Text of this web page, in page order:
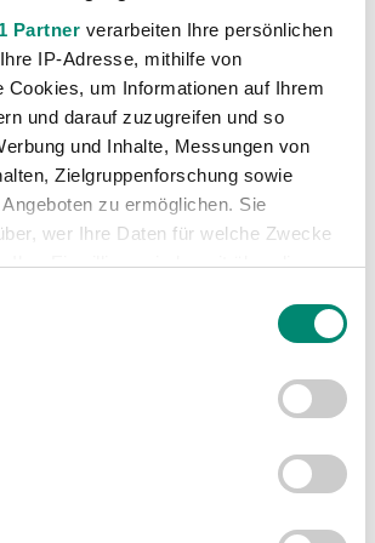
Partner verarbeiten Ihre persönlichen
IP-Adresse, mithilfe von
Cookies, um Informationen auf Ihrem
und darauf zuzugreifen und so
und Inhalte, Messungen von
Zielgruppenforschung sowie
zu ermöglichen. Sie
wer Ihre Daten für welche Zwecke
Ihre Einwilligung jederzeit über die
oder widerrufen
darüber, wie Ihre persönlichen Daten
und legen Sie Ihre Präferenzen im
um Inhalte und Anzeigen zu
(606)
(1315)
(91)
(2867)
NÄCHSTER NEWSEINTRAG